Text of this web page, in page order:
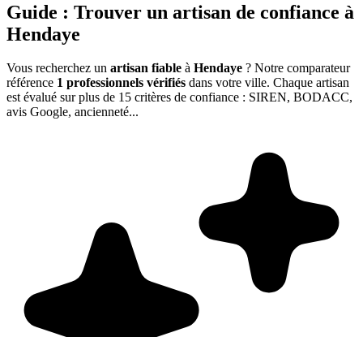
Guide : Trouver un artisan de confiance à
Hendaye
Vous recherchez un artisan fiable à Hendaye ? Notre comparateur
référence 1 professionnels vérifiés dans votre ville. Chaque artisan
est évalué sur plus de 15 critères de confiance : SIREN, BODACC,
avis Google, ancienneté...